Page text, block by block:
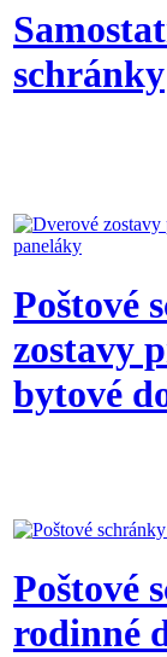
schránky
Poštové
zostavy
bytové
Poštové
rodinné